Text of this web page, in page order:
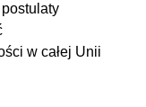
w całej Unii